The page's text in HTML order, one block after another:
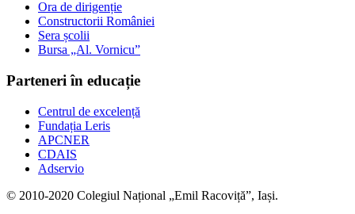
Ora de dirigenție
Constructorii României
Sera școlii
Bursa „Al. Vornicu”
Parteneri în educație
Centrul de excelență
Fundația Leris
APCNER
CDAIS
Adservio
© 2010-2020 Colegiul Național „Emil Racoviță”, Iași.